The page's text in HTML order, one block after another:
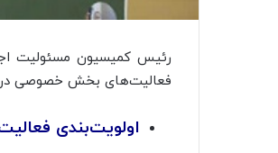
رئیس کمیسیون مسئولیت
فعالیت‌های بخش خصوصی در
اولویت‌بندی